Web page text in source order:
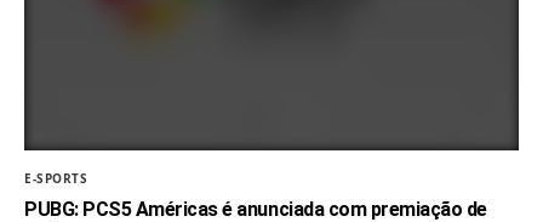
E-SPORTS
PUBG: PCS5 Américas é anunciada com premiação de